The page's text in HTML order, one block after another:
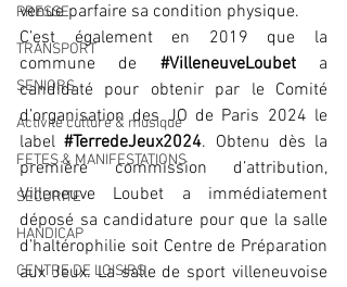
PRESSE
TRANSPORT
SENIORS
Activité culture & musique
FETES & MANIFESTATIONS
SECURITE
HANDICAP
CENTRE DE LOISIRS
venue parfaire sa condition physique.
C’est également en 2019 que la
commune de #VilleneuveLoubet a
candidaté pour obtenir par le Comité
d’organisation des JO de Paris 2024 le
label #TerredeJeux2024. Obtenu dès la
première commission d’attribution,
Villeneuve Loubet a immédiatement
déposé sa candidature pour que la salle
d’haltérophilie soit Centre de Préparation
aux Jeux. La salle de sport villeneuvoise